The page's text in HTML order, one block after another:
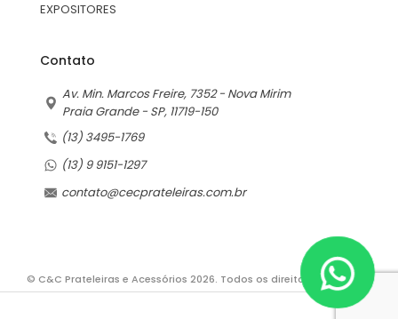
EXPOSITORES
Contato
Av. Min. Marcos Freire, 7352 - Nova Mirim
Praia Grande - SP, 11719-150
(13) 3495-1769
(13) 9 9151-1297
contato@cecprateleiras.com.br
© C&C Prateleiras e Acessórios 2026. Todos os direitos reservados.